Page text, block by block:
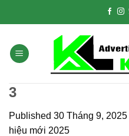
3
Published 30 Tháng 9, 2025
hiệu mới 2025